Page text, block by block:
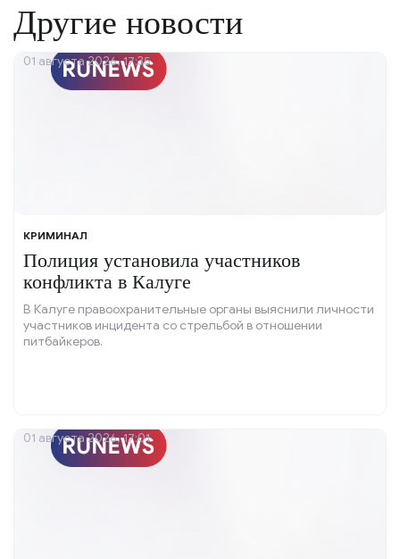
Другие новости
КРИМИНАЛ
Полиция установила участников
конфликта в Калуге
В Калуге правоохранительные органы выяснили личности
участников инцидента со стрельбой в отношении
питбайкеров.
01 августа 2026, 17:35
01 августа 2026, 17:01